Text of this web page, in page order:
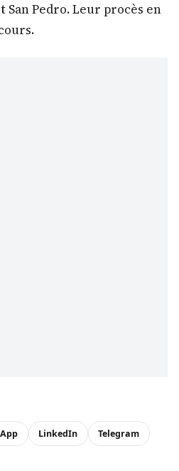
San Pedro. Leur procès en
LinkedIn Telegram